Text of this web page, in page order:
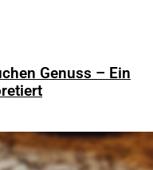
Genuss – Ein